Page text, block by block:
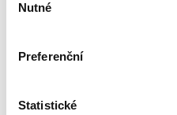
souhlasu
Nutné
Preferenční
Statistické